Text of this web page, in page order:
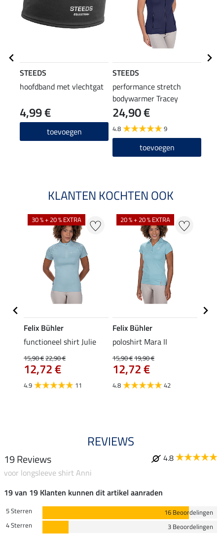
STEEDS
hoofdband met vlechtgat
4,99 €
toevoegen
STEEDS
performance stretch
bodywarmer Tracey
24,90 €
4.8 9
toevoegen
KLANTEN KOCHTEN OOK
30 % + 20 % EXTRA
Felix Bühler
functioneel shirt Julie
15,90 €22,90 €
12,72 €
4.9 11
20 % + 20 % EXTRA
Felix Bühler
poloshirt Mara II
15,90 €19,90 €
12,72 €
4.8 42
REVIEWS
19 Reviews
4.8
voor longsleeve shirt Anni
19 van 19 Klanten kunnen dit artikel aanraden
5 Sterren
16 Beoordelingen
4 Sterren
3 Beoordelingen